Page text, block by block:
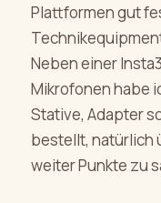
Plattformen gut
Neben einer
Mikrofonen habe
Stative, Adapter
bestellt, natürlich
weiter Punkte zu